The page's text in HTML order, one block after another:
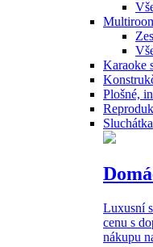
Karaoke
Plošné,
Sluchátka
Luxusní
cenu s
nákupu